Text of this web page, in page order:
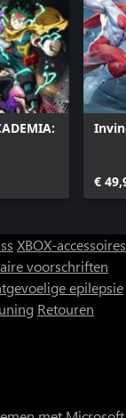
€
XBOX-accessoires
voorschriften
epilepsie
Retouren